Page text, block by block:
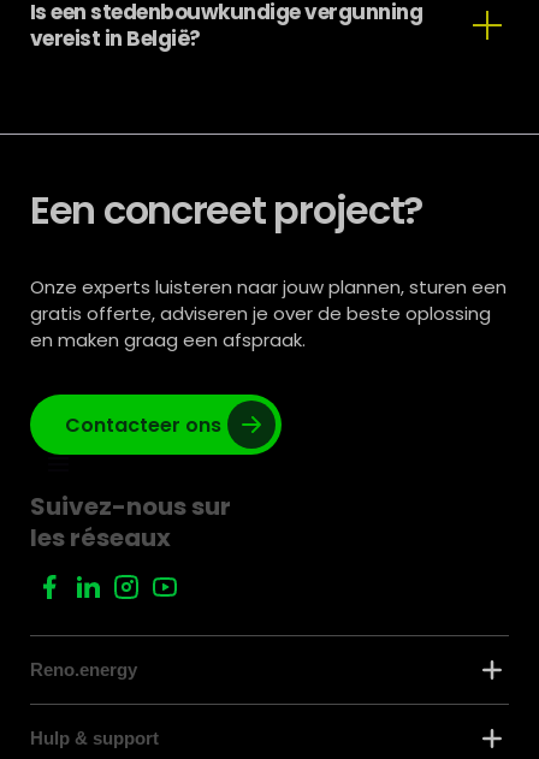
voor het opladen van voertuigen van medewerkers,
klanten of bedrijfsvloten zelf op te wekken.
Is een stedenbouwkundige vergunning
vereist in België?
regio, gemeente, grootte en locatie. Het is belangrijk
Een concreet project?
Onze experts luisteren naar jouw plannen, sturen een
gratis offerte, adviseren je over de beste oplossing
en maken graag een afspraak.
Contacteer ons
Suivez-nous sur
les réseaux
Reno.energy
Hulp & support